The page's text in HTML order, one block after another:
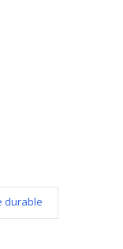
durable